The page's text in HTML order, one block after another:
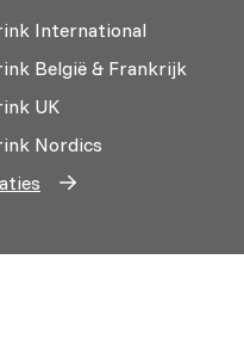
International
België & Frankrijk
UK
Nordics